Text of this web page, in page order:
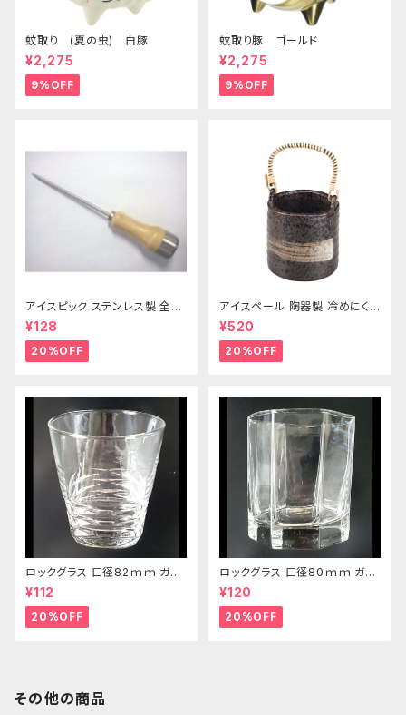
蚊取り (夏の虫) 白豚
¥2,275
9%OFF
蚊取り豚 ゴールド
¥2,275
9%OFF
アイスピック ステンレス製 全長
215ｍｍ
¥128
20%OFF
アイスペール 陶器製 冷めにくい
二重構造 860ml
¥520
20%OFF
ロックグラス 口径82ｍｍ ガラ
ス製 250cc
¥112
20%OFF
ロックグラス 口径80ｍｍ ガラ
ス製 220cc
¥120
20%OFF
その他の商品